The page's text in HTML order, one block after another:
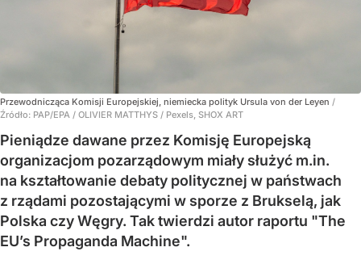
Przewodnicząca Komisji Europejskiej, niemiecka polityk Ursula von der Leyen /
Źródło: PAP/EPA / OLIVIER MATTHYS / Pexels, SHOX ART
Pieniądze dawane przez Komisję Europejską
organizacjom pozarządowym miały służyć m.in.
na kształtowanie debaty politycznej w państwach
z rządami pozostającymi w sporze z Brukselą, jak
Polska czy Węgry. Tak twierdzi autor raportu "The
EU’s Propaganda Machine".